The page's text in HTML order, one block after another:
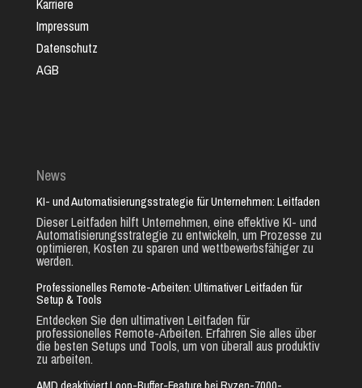
Karriere
Impressum
Datenschutz
AGB
News
KI- und Automatisierungsstrategie für Unternehmen: Leitfaden
Dieser Leitfaden hilft Unternehmen, eine effektive KI- und
Automatisierungsstrategie zu entwickeln, um Prozesse zu
optimieren, Kosten zu sparen und wettbewerbsfähiger zu
werden.
Professionelles Remote-Arbeiten: Ultimativer Leitfaden für
Setup & Tools
Entdecken Sie den ultimativen Leitfaden für
professionelles Remote-Arbeiten. Erfahren Sie alles über
die besten Setups und Tools, um von überall aus produktiv
zu arbeiten.